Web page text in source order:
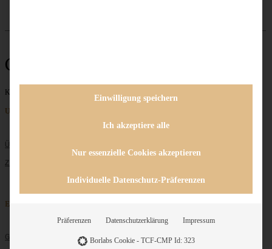
Chutney
Keine Beiträge gefunden
Unternehmen
ÜBER MICH
ZUSAMMENARBEIT
Entdecken
GRUNDLAGEN
Einwilligung speichern
Ich akzeptiere alle
Nur essenzielle Cookies akzeptieren
Individuelle Datenschutz-Präferenzen
Präferenzen Datenschutzerklärung Impressum
Borlabs Cookie - TCF-CMP Id: 323